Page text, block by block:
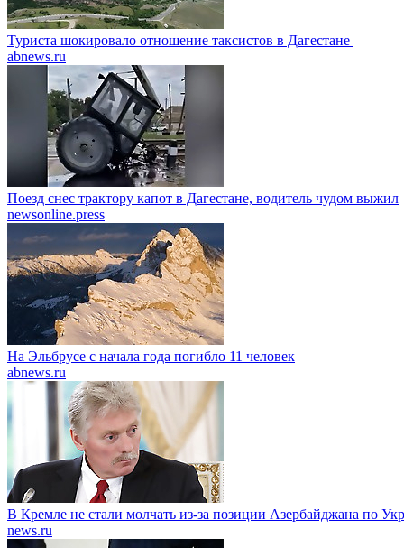
Туриста шокировало отношение таксистов в Дагестане
abnews.ru
Поезд снес трактору капот в Дагестане, водитель чудом выжил
newsonline.press
На Эльбрусе с начала года погибло 11 человек
abnews.ru
В Кремле не стали молчать из-за позиции Азербайджана по
news.ru